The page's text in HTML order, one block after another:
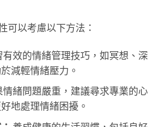
可以考慮以下方法：
有效的情緒管理技巧，如冥想、深
減輕情緒壓力。
情緒問題嚴重，建議尋求專業的心
地處理情緒困擾。